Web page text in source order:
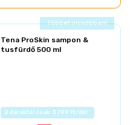
Ajándék akció!
Tena ProSkin sampon &
tusfürdő 500 ml
Az akció részletei